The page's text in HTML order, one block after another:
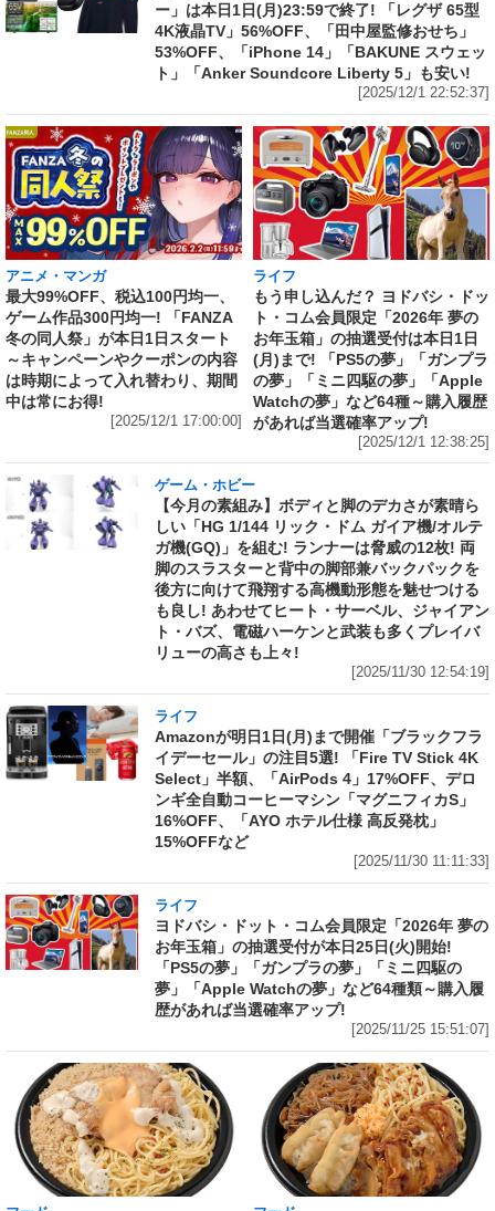
ー」は本日1日(月)23:59で終了! 「レグザ 65型
4K液晶TV」56%OFF、「田中屋監修おせち」
53%OFF、「iPhone 14」「BAKUNE スウェッ
ト」「Anker Soundcore Liberty 5」も安い!
[2025/12/1 22:52:37]
アニメ・マンガ
最大99%OFF、税込100円均一、
ゲーム作品300円均一! 「FANZA
冬の同人祭」が本日1日スタート
～キャンペーンやクーポンの内容
は時期によって入れ替わり、期間
中は常にお得!
[2025/12/1 17:00:00]
ライフ
もう申し込んだ？ ヨドバシ・ドッ
ト・コム会員限定「2026年 夢の
お年玉箱」の抽選受付は本日1日
(月)まで! 「PS5の夢」「ガンプラ
の夢」「ミニ四駆の夢」「Apple
Watchの夢」など64種～購入履歴
があれば当選確率アップ!
[2025/12/1 12:38:25]
ゲーム・ホビー
【今月の素組み】ボディと脚のデカさが素晴ら
しい「HG 1/144 リック・ドム ガイア機/オルテ
ガ機(GQ)」を組む! ランナーは脅威の12枚! 両
脚のスラスターと背中の脚部兼バックパックを
後方に向けて飛翔する高機動形態を魅せつける
も良し! あわせてヒート・サーベル、ジャイアン
ト・バズ、電磁ハーケンと武装も多くプレイバ
リューの高さも上々!
[2025/11/30 12:54:19]
ライフ
Amazonが明日1日(月)まで開催「ブラックフラ
イデーセール」の注目5選! 「Fire TV Stick 4K
Select」半額、「AirPods 4」17%OFF、デロ
ンギ全自動コーヒーマシン「マグニフィカS」
16%OFF、「AYO ホテル仕様 高反発枕」
15%OFFなど
[2025/11/30 11:11:33]
ライフ
ヨドバシ・ドット・コム会員限定「2026年 夢の
お年玉箱」の抽選受付が本日25日(火)開始!
「PS5の夢」「ガンプラの夢」「ミニ四駆の
夢」「Apple Watchの夢」など64種類～購入履
歴があれば当選確率アップ!
[2025/11/25 15:51:07]